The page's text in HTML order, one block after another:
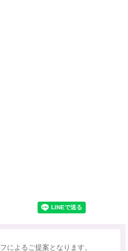
によるご提案となります。